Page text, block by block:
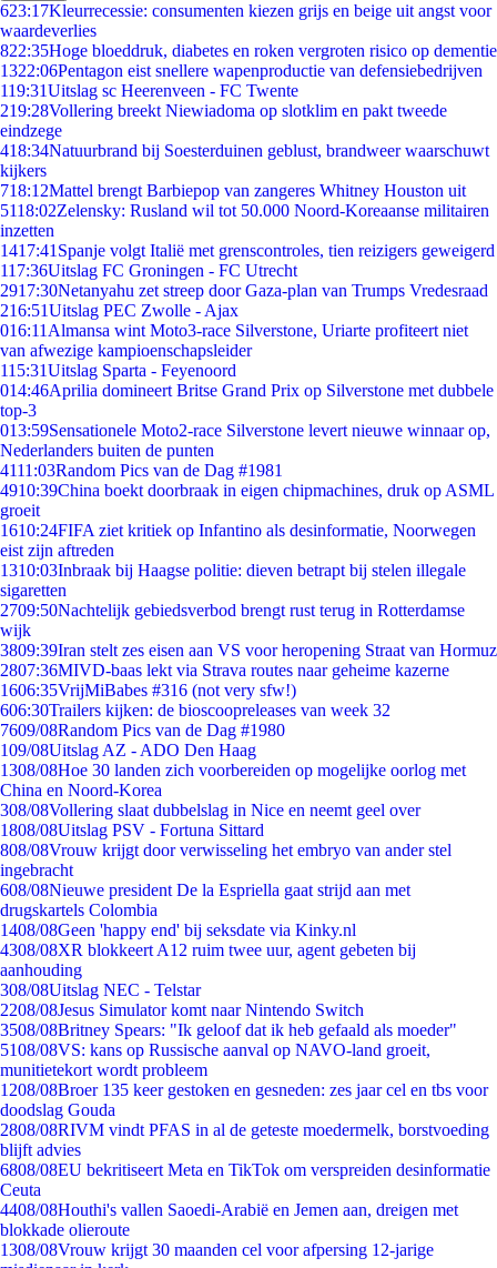
623:17Kleurrecessie: consumenten kiezen grijs en beige uit angst voor
waardeverlies
822:35Hoge bloeddruk, diabetes en roken vergroten risico op dementie
1322:06Pentagon eist snellere wapenproductie van defensiebedrijven
119:31Uitslag sc Heerenveen - FC Twente
219:28Vollering breekt Niewiadoma op slotklim en pakt tweede
eindzege
418:34Natuurbrand bij Soesterduinen geblust, brandweer waarschuwt
kijkers
718:12Mattel brengt Barbiepop van zangeres Whitney Houston uit
5118:02Zelensky: Rusland wil tot 50.000 Noord-Koreaanse militairen
inzetten
1417:41 Spanje volgt Italië met grenscontroles, tien reizigers geweigerd
117:36Uitslag FC Groningen - FC Utrecht
2917:30Netanyahu zet streep door Gaza-plan van Trumps Vredesraad
216:51Uitslag PEC Zwolle - Ajax
016:11 Almansa wint Moto3-race Silverstone, Uriarte profiteert niet
van afwezige kampioenschapsleider
115:31Uitslag Sparta - Feyenoord
014:46Aprilia domineert Britse Grand Prix op Silverstone met dubbele
top-3
013:59Sensationele Moto2-race Silverstone levert nieuwe winnaar op,
Nederlanders buiten de punten
4111:03Random Pics van de Dag #1981
4910:39China boekt doorbraak in eigen chipmachines, druk op ASML
groeit
1610:24FIFA ziet kritiek op Infantino als desinformatie, Noorwegen
eist zijn aftreden
1310:03Inbraak bij Haagse politie: dieven betrapt bij stelen illegale
sigaretten
2709:50Nachtelijk gebiedsverbod brengt rust terug in Rotterdamse
wijk
3809:39Iran stelt zes eisen aan VS voor heropening Straat van Hormuz
2807:36MIVD-baas lekt via Strava routes naar geheime kazerne
1606:35VrijMiBabes #316 (not very sfw!)
606:30Trailers kijken: de bioscoopreleases van week 32
7609/08Random Pics van de Dag #1980
109/08Uitslag AZ - ADO Den Haag
1308/08Hoe 30 landen zich voorbereiden op mogelijke oorlog met
China en Noord-Korea
308/08Vollering slaat dubbelslag in Nice en neemt geel over
1808/08Uitslag PSV - Fortuna Sittard
808/08Vrouw krijgt door verwisseling het embryo van ander stel
ingebracht
608/08Nieuwe president De la Espriella gaat strijd aan met
drugskartels Colombia
1408/08Geen 'happy end' bij seksdate via Kinky.nl
4308/08XR blokkeert A12 ruim twee uur, agent gebeten bij
aanhouding
308/08Uitslag NEC - Telstar
2208/08Jesus Simulator komt naar Nintendo Switch
3508/08Britney Spears: "Ik geloof dat ik heb gefaald als moeder"
5108/08VS: kans op Russische aanval op NAVO-land groeit,
munitietekort wordt probleem
1208/08Broer 135 keer gestoken en gesneden: zes jaar cel en tbs voor
doodslag Gouda
2808/08RIVM vindt PFAS in al de geteste moedermelk, borstvoeding
blijft advies
6808/08EU bekritiseert Meta en TikTok om verspreiden desinformatie
Ceuta
4408/08Houthi's vallen Saoedi-Arabië en Jemen aan, dreigen met
blokkade olieroute
1308/08Vrouw krijgt 30 maanden cel voor afpersing 12-jarige